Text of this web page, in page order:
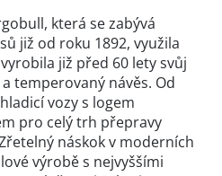
která se zabývá
již od roku 1892, využila
již před 60 lety svůj
temperovaný návěs. Od
vozy s logem
pro celý trh přepravy
náskok v moderních
výrobě s nejvyššími